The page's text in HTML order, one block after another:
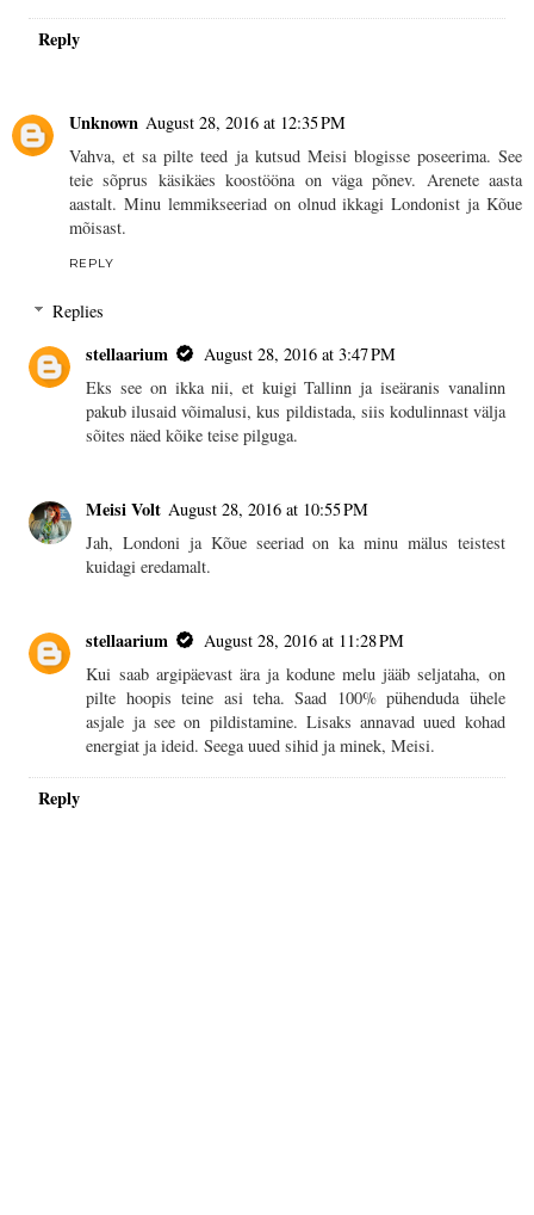
Reply
Unknown August 28, 2016 at 12:35 PM
Vahva, et sa pilte teed ja kutsud Meisi blogisse poseerima. See
teie sõprus käsikäes koostööna on väga põnev. Arenete aasta
aastalt. Minu lemmikseeriad on olnud ikkagi Londonist ja Kõue
mõisast.
REPLY
Replies
stellaarium
August 28, 2016 at 3:47 PM
Eks see on ikka nii, et kuigi Tallinn ja iseäranis vanalinn
pakub ilusaid võimalusi, kus pildistada, siis kodulinnast välja
sõites näed kõike teise pilguga.
Meisi Volt August 28, 2016 at 10:55 PM
Jah, Londoni ja Kõue seeriad on ka minu mälus teistest
kuidagi eredamalt.
stellaarium
August 28, 2016 at 11:28 PM
Kui saab argipäevast ära ja kodune melu jääb seljataha, on
pilte hoopis teine asi teha. Saad 100% pühenduda ühele
asjale ja see on pildistamine. Lisaks annavad uued kohad
energiat ja ideid. Seega uued sihid ja minek, Meisi.
Reply